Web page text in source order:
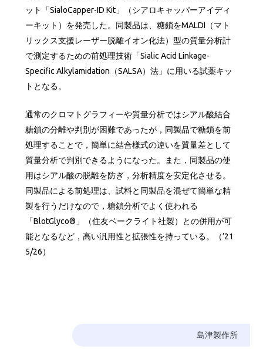
ット「SialoCapper-ID Kit」（シアロキャッパーアイディ
ーキット）を発売した。同製品は、糖鎖をMALDI（マト
リックス支援レーザー脱離イオン化法）型の質量分析計
で測定するための前処理技術「Sialic Acid Linkage-
Specific Alkylamidation（SALSA）法」に用いる試薬キッ
トとなる。
通常のクロマトグラフィーや質量分析ではシアル酸結合
糖鎖の分離や判別が困難であったが，同製品で糖鎖を前
処理することで，簡単に結合様式の違いを質量差として
質量分析で判別できるようになった。また，同製品の使
用はシアル酸の脱離を防ぎ，分析精度を安定化させる。
同製品による前処理は、試料と同製品を混ぜて簡単な精
製を行うだけなので，糖鎖分析でよく使われる
「BlotGlyco®」（住友ベークライト社製）との併用が可
能となるなど，高い汎用性と拡張性を持っている。（’21
5/26）
島津製作所